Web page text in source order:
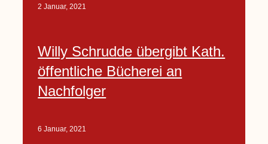
2 Januar, 2021
Willy Schrudde übergibt Kath.
öffentliche Bücherei an
Nachfolger
6 Januar, 2021